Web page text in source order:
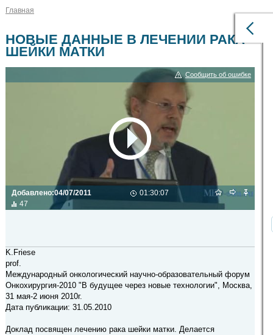
Главная
НОВЫЕ ДАННЫЕ В ЛЕЧЕНИИ РАКА
ШЕЙКИ МАТКИ
Сообщить об ошибке
Добавлено:04/07/2011
47
01:30:07
K.Friese
prof.
Международный онкологический научно-образовательный форум
Онкохирургия-2010 "В будущее через новые технологии", Москва,
31 мая-2 июня 2010г.
Дата публикации: 31.05.2010
Доклад посвящен лечению рака шейки матки. Делается